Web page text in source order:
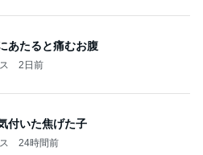
あたると痛むお腹
2日前
付いた焦げた子
24時間前